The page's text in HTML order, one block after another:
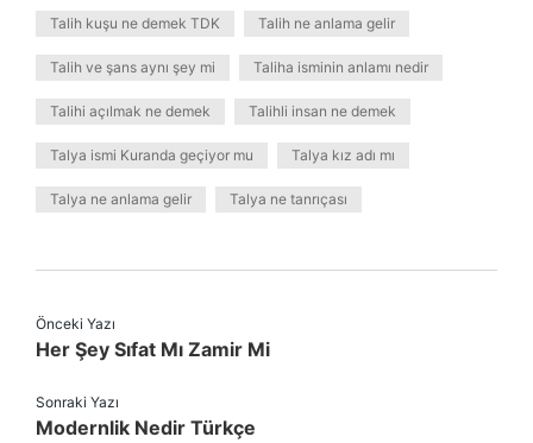
Talih kuşu ne demek TDK Talih ne anlama gelir
Talih ve şans aynı şey mi Taliha isminin anlamı nedir
Talihi açılmak ne demek Talihli insan ne demek
Talya ismi Kuranda geçiyor mu Talya kız adı mı
Talya ne anlama gelir Talya ne tanrıçası
Önceki Yazı
Her Şey Sıfat Mı Zamir Mi
Sonraki Yazı
Modernlik Nedir Türkçe